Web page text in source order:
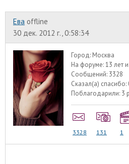
Ева offline
30 дек. 2012 г., 0:58:34
Город: Москва
На форуме:13 лет
Сообщений: 3328
Сказал(а) спасибо:
Поблагодарили: 3
3328 131 1